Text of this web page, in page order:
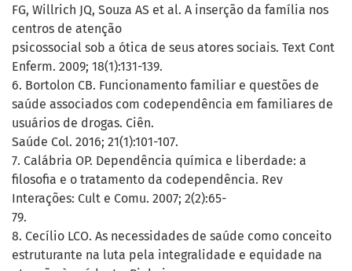
FG, Willrich JQ, Souza AS et al. A inserção da família nos
centros de atenção
psicossocial sob a ótica de seus atores sociais. Text Cont
Enferm. 2009; 18(1):131-139.
6. Bortolon CB. Funcionamento familiar e questões de
saúde associados com codependência em familiares de
usuários de drogas. Ciên.
Saúde Col. 2016; 21(1):101-107.
7. Calábria OP. Dependência química e liberdade: a
filosofia e o tratamento da codependência. Rev
Interações: Cult e Comu. 2007; 2(2):65-
79.
8. Cecílio LCO. As necessidades de saúde como conceito
estruturante na luta pela integralidade e equidade na